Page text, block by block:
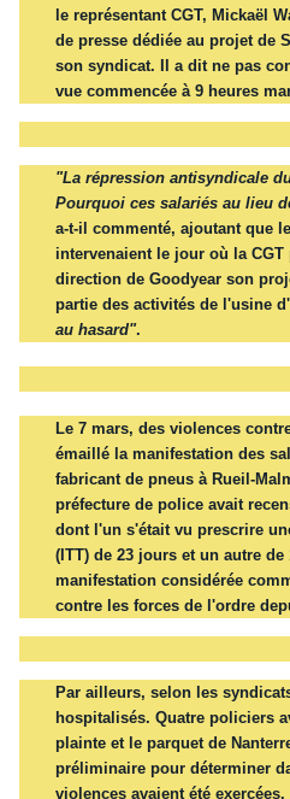
le représentant CGT, Mickaël
de presse dédiée au projet de
son syndicat. Il a dit ne pas
vue commencée à 9 heures
"La répression antisyndicale
Pourquoi ces salariés au lieu
a-t-il commenté, ajoutant que
intervenaient le jour où la
direction de Goodyear son
partie des activités de l'usine
au hasard".
Le 7 mars, des violences
émaillé la manifestation des
fabricant de pneus à Rueil-
préfecture de police avait
dont l'un s'était vu prescrire
(ITT) de 23 jours et un autre
manifestation considérée
contre les forces de l'ordre
Par ailleurs, selon les
hospitalisés. Quatre policiers
plainte et le parquet de
préliminaire pour déterminer
violences avaient été exercées.